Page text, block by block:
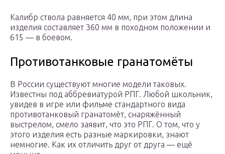
Калибр ствола равняется 40 мм, при этом длина
изделия составляет 360 мм в походном положении и
615 — в боевом.
Противотанковые гранатомёты
В России существуют многие модели таковых.
Известны под аббревиатурой РПГ. Любой школьник,
увидев в игре или фильме стандартного вида
противотанковый гранатомёт, снаряжённый
выстрелом, смело заявит, что это РПГ. О том, что у
этого изделия есть разные маркировки, знают
немногие. Как их отличить друг от друга — ещё